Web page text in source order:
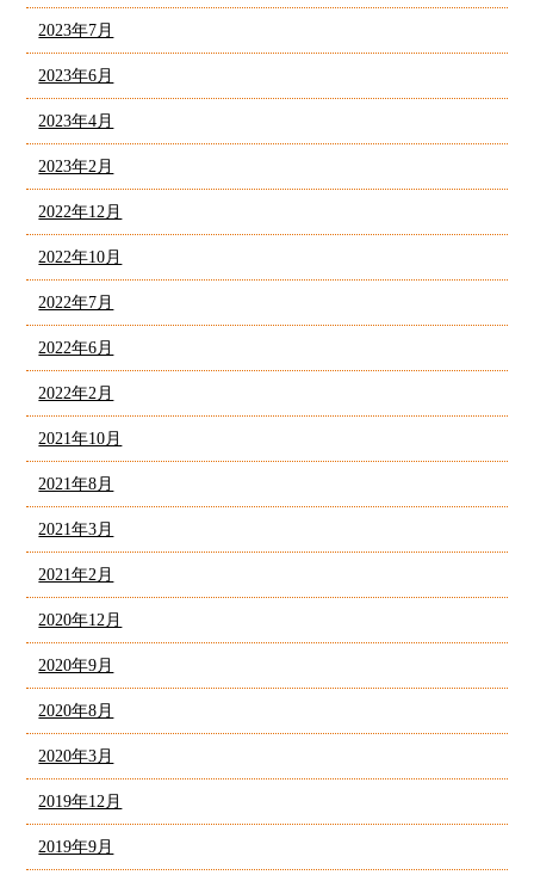
2023年7月
2023年6月
2023年4月
2023年2月
2022年12月
2022年10月
2022年7月
2022年6月
2022年2月
2021年10月
2021年8月
2021年3月
2021年2月
2020年12月
2020年9月
2020年8月
2020年3月
2019年12月
2019年9月